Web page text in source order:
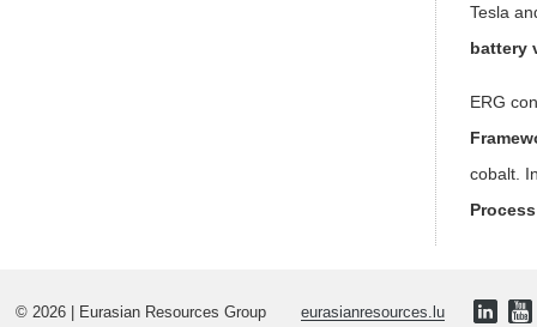
Tesla
battery
ERG
cobalt.
Process
© 2026 | Eurasian Resources Group eurasianresources.lu